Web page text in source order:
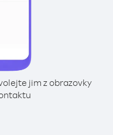
jim z obrazovky